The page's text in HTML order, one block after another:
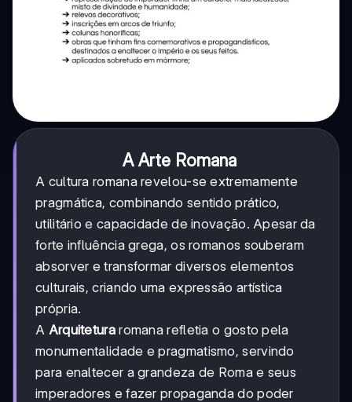
A Arte Romana
A cultura romana revelou-se extremamente
pragmática, combinando sentido prático,
utilitário e capacidade de inovação. Apesar da
forte influência grega, os romanos souberam
absorver e transformar diversos elementos
culturais, criando uma expressão artística
própria.
A Arquiteturaromana refletia o gosto pela
monumentalidade e pragmatismo, servindo
para enaltecer a grandeza de Roma e seus
imperadores e fazer propaganda do poder